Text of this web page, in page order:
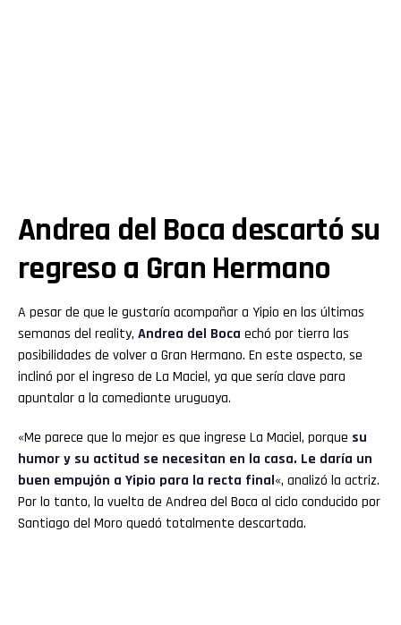
Andrea del Boca descartó su
regreso a Gran Hermano
A pesar de que le gustaría acompañar a Yipio en las últimas
semanas del reality, Andrea del Boca echó por tierra las
posibilidades de volver a Gran Hermano. En este aspecto, se
inclinó por el ingreso de La Maciel, ya que sería clave para
apuntalar a la comediante uruguaya.
«Me parece que lo mejor es que ingrese La Maciel, porque su
humor y su actitud se necesitan en la casa. Le daría un
buen empujón a Yipio para la recta final«, analizó la actriz.
Por lo tanto, la vuelta de Andrea del Boca al ciclo conducido por
Santiago del Moro quedó totalmente descartada.